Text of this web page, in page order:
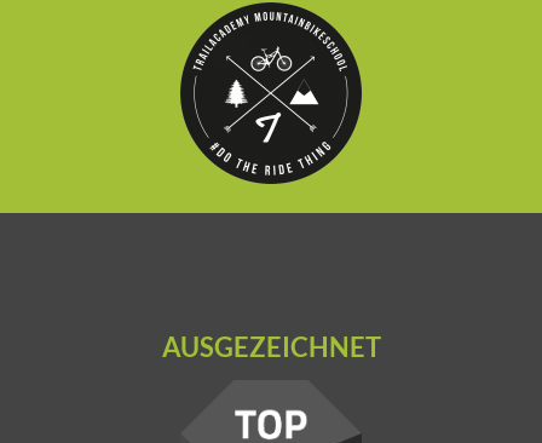
AUSGEZEICHNET